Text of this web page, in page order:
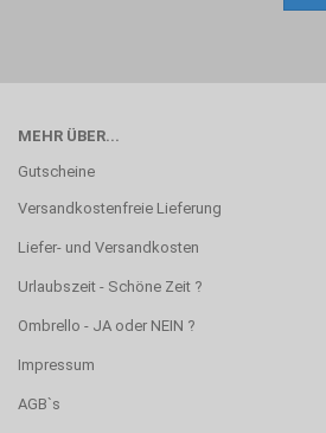
MEHR ÜBER...
Gutscheine
Versandkostenfreie Lieferung
Liefer- und Versandkosten
Urlaubszeit - Schöne Zeit ?
Ombrello - JA oder NEIN ?
Impressum
AGB`s